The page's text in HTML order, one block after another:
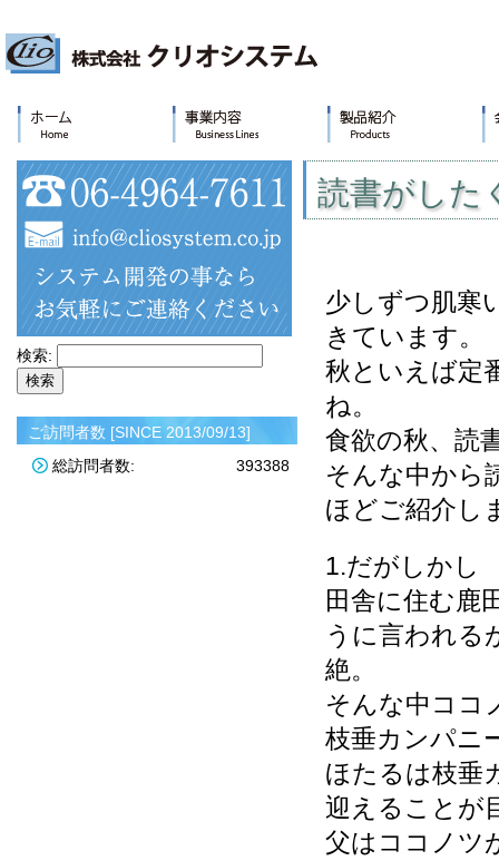
検索:
ご訪問者数 [SINCE 2013/09/13]
393388
総訪問者数:
読書がした
少しずつ肌寒
きています。
秋といえば定
ね。
食欲の秋、読
そんな中から
ほどご紹介し
1.だがしかし
田舎に住む鹿
うに言われる
絶。
そんな中ココ
枝垂カンパニ
ほたるは枝垂
迎えることが
父はココノツ